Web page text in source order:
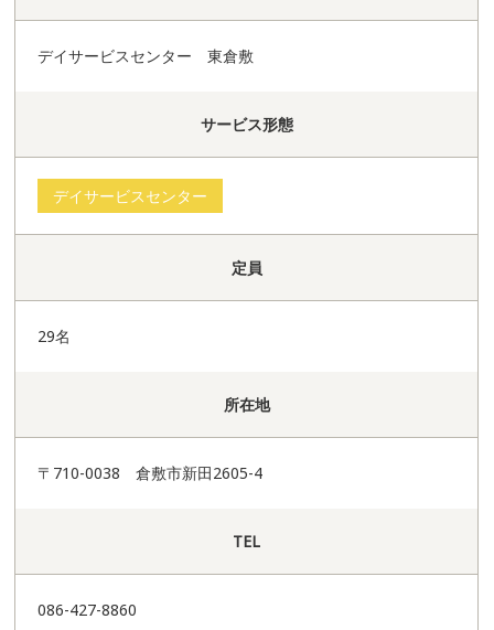
デイサービスセンター 東倉敷
サービス形態
デイサービスセンター
定員
29名
所在地
〒710-0038 倉敷市新田2605-4
TEL
086-427-8860